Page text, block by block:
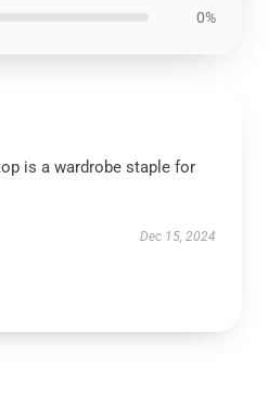
0%
is a wardrobe staple for
Dec 15, 2024